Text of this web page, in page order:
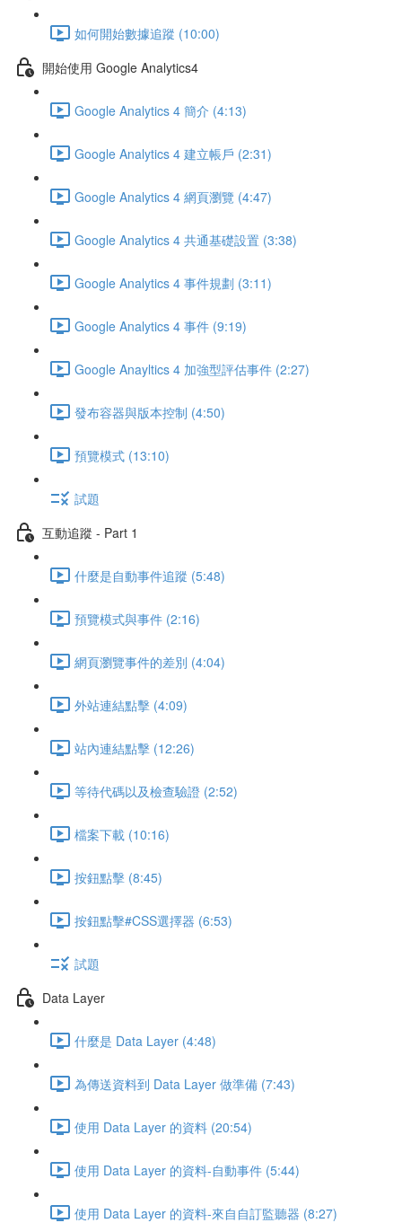
如何開始數據追蹤 (10:00)
開始使用 Google Analytics4
Google Analytics 4 簡介 (4:13)
Google Analytics 4 建立帳戶 (2:31)
Google Analytics 4 網頁瀏覽 (4:47)
Google Analytics 4 共通基礎設置 (3:38)
Google Analytics 4 事件規劃 (3:11)
Google Analytics 4 事件 (9:19)
Google Anayltics 4 加強型評估事件 (2:27)
發布容器與版本控制 (4:50)
預覽模式 (13:10)
試題
互動追蹤 - Part 1
什麼是自動事件追蹤 (5:48)
預覽模式與事件 (2:16)
網頁瀏覽事件的差別 (4:04)
外站連結點擊 (4:09)
站內連結點擊 (12:26)
等待代碼以及檢查驗證 (2:52)
檔案下載 (10:16)
按鈕點擊 (8:45)
按鈕點擊#CSS選擇器 (6:53)
試題
Data Layer
什麼是 Data Layer (4:48)
為傳送資料到 Data Layer 做準備 (7:43)
使用 Data Layer 的資料 (20:54)
使用 Data Layer 的資料-自動事件 (5:44)
使用 Data Layer 的資料-來自自訂監聽器 (8:27)